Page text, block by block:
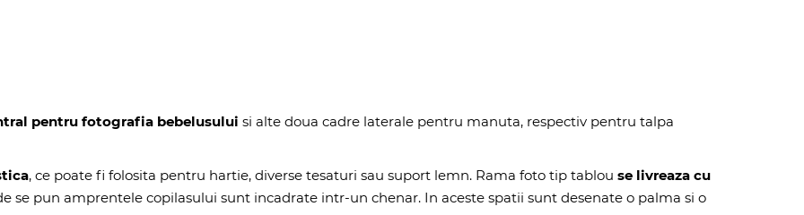
pentru fotografia bebelusului si alte doua cadre laterale pentru manuta, respectiv pentru talpa
, ce poate fi folosita pentru hartie, diverse tesaturi sau suport lemn. Rama foto tip tablou se livreaza cu
se pun amprentele copilasului sunt incadrate intr-un chenar. In aceste spatii sunt desenate o palma si o